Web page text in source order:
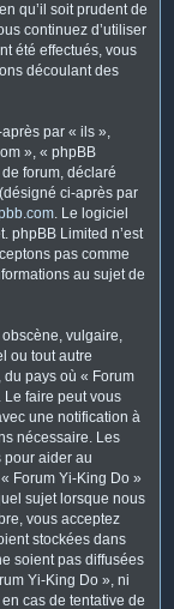
qu’il soit prudent de
continuez d’utiliser
été effectués, vous
découlant des
par « ils »,
», « phpBB
forum, déclaré
ci-après par
. Le logiciel
phpBB Limited n’est
pas comme
au sujet de
vulgaire,
ou tout autre
pays où « Forum
faire peut vous
une notification à
nécessaire. Les
pour aider au
Forum Yi-King Do »
sujet lorsque nous
vous acceptez
stockées dans
soient pas diffusées
Yi-King Do », ni
cas de tentative de